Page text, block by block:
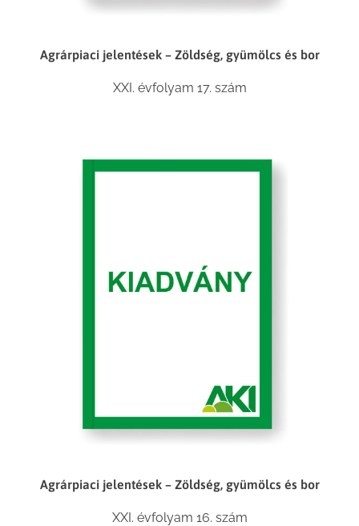
Agrárpiaci jelentések – Zöldség, gyümölcs és bor
XXI. évfolyam 17. szám
Agrárpiaci jelentések – Zöldség, gyümölcs és bor
XXI. évfolyam 16. szám